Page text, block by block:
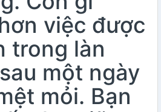
việc được
trong làn
một ngày
mỏi. Bạn